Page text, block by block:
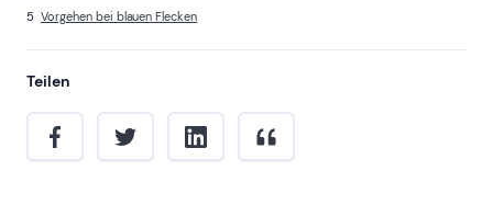
Vorgehen bei blauen Flecken
Teilen